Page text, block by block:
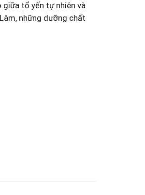
giữa tổ yến tự nhiên⁢ và
⁤những ​dưỡng ⁣chất